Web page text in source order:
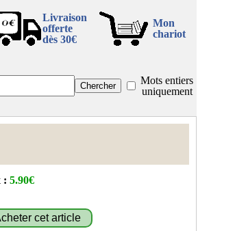
Livraison
offerte
dès 30€
Mon
chariot
Mots entiers
uniquement
: 5.90€